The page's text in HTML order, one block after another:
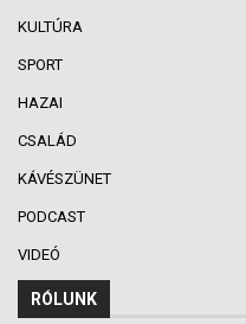
KULTÚRA
SPORT
HAZAI
CSALÁD
KÁVÉSZÜNET
PODCAST
VIDEÓ
RÓLUNK